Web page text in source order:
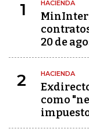
1 HACIENDA
20 de
2 HACIENDA
como